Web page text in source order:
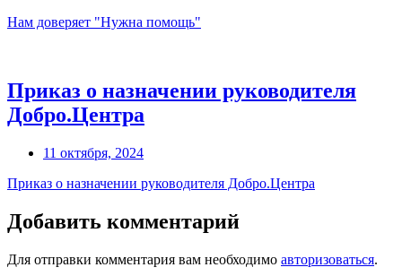
Нам доверяет "Нужна помощь"
Приказ о назначении руководителя
Добро.Центра
11 октября, 2024
Приказ о назначении руководителя Добро.Центра
Добавить комментарий
Для отправки комментария вам необходимо авторизоваться.